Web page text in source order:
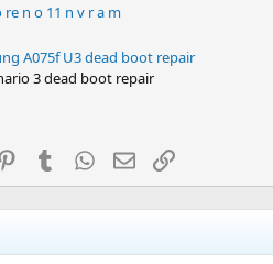
re n o 11 n v r a m
A075f U3 dead boot repair
3 dead boot repair
PinterestTumblr WhatsApp
EmailEnlace